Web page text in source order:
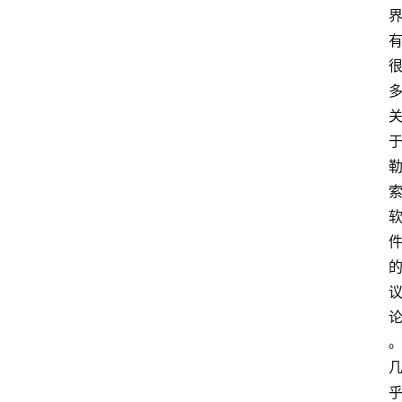
界
有
很
多
关
于
勒
索
软
件
的
议
论
。
几
乎